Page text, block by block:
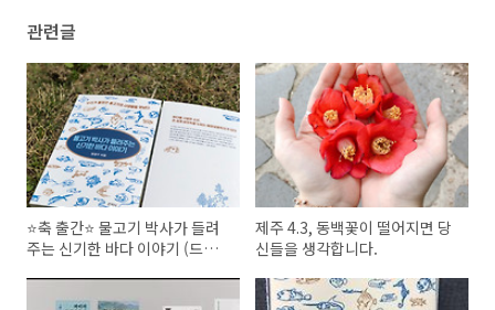
관련글
⭐축 출간⭐ 물고기 박사가 들려
주는 신기한 바다 이야기 (드디
제주 4.3, 동백꽃이 떨어지면 당
신들을 생각합니다.